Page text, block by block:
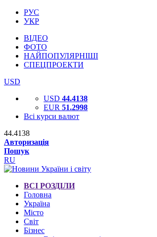
РУС
УКР
ВІДЕО
ФОТО
НАЙПОПУЛЯРНІШІ
СПЕЦПРОЕКТИ
USD
USD 44.4138
EUR 51.2998
Всі курси валют
44.4138
Авторизація
Пошук
RU
ВСІ РОЗДІЛИ
Головна
Україна
Місто
Світ
Бізнес